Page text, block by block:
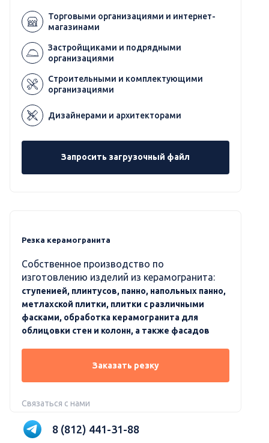
Торговыми организациями и интернет-
магазинами
Застройщиками и подрядными
организациями
Строительными и комплектующими
организациями
Дизайнерами и архитекторами
Запросить загрузочный файл
Резка керамогранита
Собственное производство по
изготовлению изделий из керамогранита:
ступенией, плинтусов, панно, напольных панно,
метлахской плитки, плитки с различными
фасками, обработка керамогранита для
облицовки стен и колонн, а также фасадов
Заказать резку
Связаться с нами
8 (812) 441-31-88